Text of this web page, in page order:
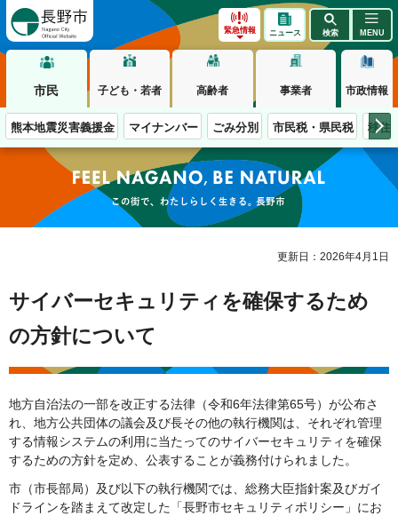
緊急情報 ニュース 検索 MENU
市民 子ども・若者 高齢者 事業者 市政情報
熊本地震災害義援金 マイナンバー ごみ分別 市民税・県民税 移住
この街で、わたしらしく生きる。長野市
更新日：2026年4月1日
サイバーセキュリティを確保するため
の方針について
地方自治法の一部を改正する法律（令和6年法律第65号）が公布さ
れ、地方公共団体の議会及び長その他の執行機関は、それぞれ管理
する情報システムの利用に当たってのサイバーセキュリティを確保
するための方針を定め、公表することが義務付けられました。
市（市長部局）及び以下の執行機関では、総務大臣指針案及びガイ
ドラインを踏まえて改定した「長野市セキュリティポリシー」にお